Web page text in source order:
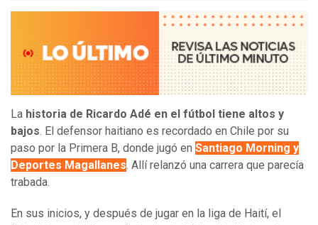
La historia de Ricardo Adé en el fútbol tiene altos y
bajos. El defensor haitiano es recordado en Chile por su
paso por la Primera B, donde jugó en Santiago Morning y
Deportes Magallanes. Allí relanzó una carrera que parecía
trabada.
En sus inicios, y después de jugar en la liga de Haití, el